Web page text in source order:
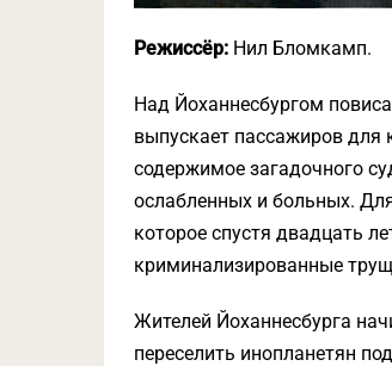
Режиссёр: Нил Бломкамп.
Над Йоханнесбургом
выпускает пассажиров для
содержимое загадочного
ослабленных и больных.
которое спустя двадцать
криминализированные
Жителей Йоханнесбурга
переселить инопланетян